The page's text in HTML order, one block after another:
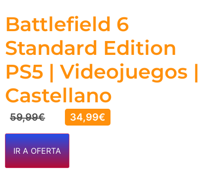
Battlefield 6
Standard Edition
PS5 | Videojuegos |
Castellano
59,99€ 34,99€
IR A OFERTA